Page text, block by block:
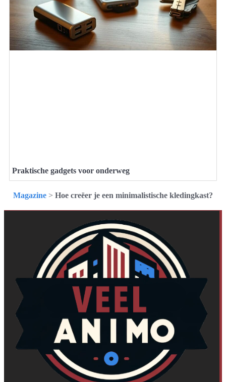
Praktische gadgets voor onderweg
Magazine > Hoe creëer je een minimalistische kledingkast?